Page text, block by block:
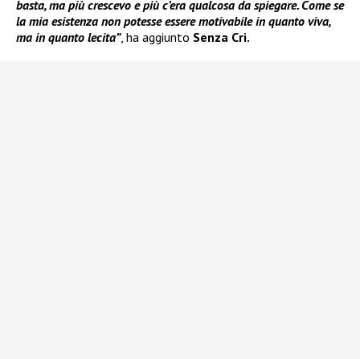
basta, ma più crescevo e più c’era qualcosa da spiegare. Come se
la mia esistenza non potesse essere motivabile in quanto viva,
ma in quanto lecita”, ha aggiunto Senza Cri.